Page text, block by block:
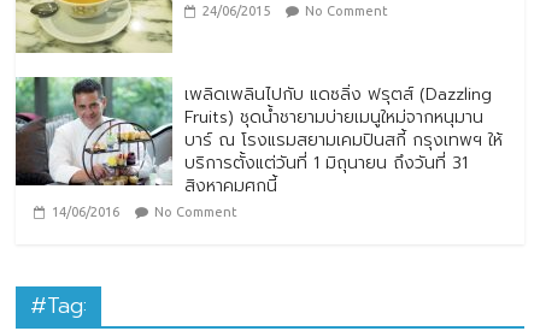
24/06/2015 No Comment
เพลิดเพลินไปกับ แดซลิ่ง ฟรุตส์ (Dazzling
Fruits) ชุดน้ำชายามบ่ายเมนูใหม่จากหนุมาน
บาร์ ณ โรงแรมสยามเคมปินสกี้ กรุงเทพฯ ให้
บริการตั้งแต่วันที่ 1 มิถุนายน ถึงวันที่ 31
สิงหาคมศกนี้
14/06/2016 No Comment
#Tag: